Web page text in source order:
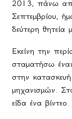
2013, πάνω
Σεπτεμβρίου,
δεύτερη
Εκείνη την
σταματήσω
στην
μηχανισμών.
είδα ένα βίντεο.